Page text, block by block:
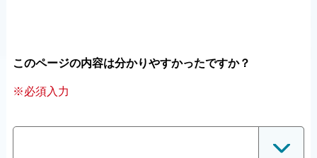
このページの内容は分かりやすかったですか？
※必須入力